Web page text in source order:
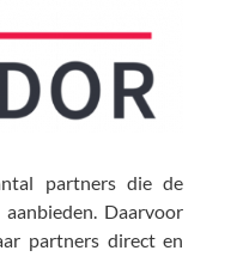
partners die de
Daarvoor
partners direct en